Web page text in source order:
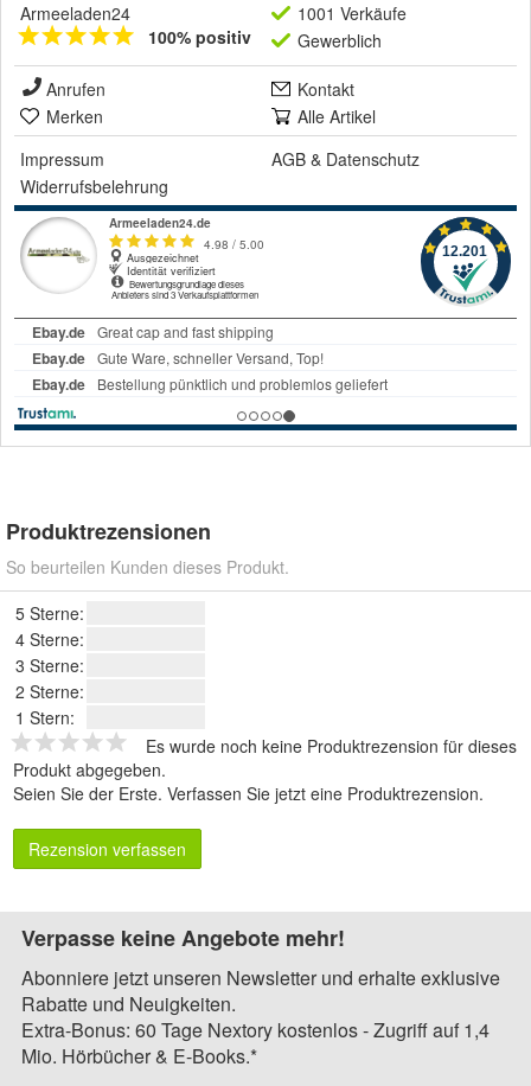
Armeeladen24
100% positiv
1001 Verkäufe
Gewerblich
Anrufen
Kontakt
Merken
Alle Artikel
Impressum
AGB & Datenschutz
Widerrufsbelehrung
Produktrezensionen
So beurteilen Kunden dieses Produkt.
5 Sterne:
4 Sterne:
3 Sterne:
2 Sterne:
1 Stern:
Es wurde noch keine Produktrezension für dieses
Produkt abgegeben.
Seien Sie der Erste. Verfassen Sie jetzt eine Produktrezension.
Rezension verfassen
Verpasse keine Angebote mehr!
Abonniere jetzt unseren Newsletter und erhalte exklusive
Rabatte und Neuigkeiten.
Extra-Bonus: 60 Tage Nextory kostenlos - Zugriff auf 1,4
Mio. Hörbücher & E-Books.*